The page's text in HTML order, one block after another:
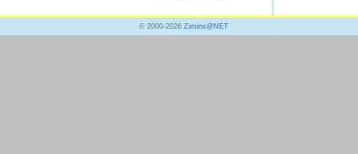
© 2000-2026 Zimins@NET